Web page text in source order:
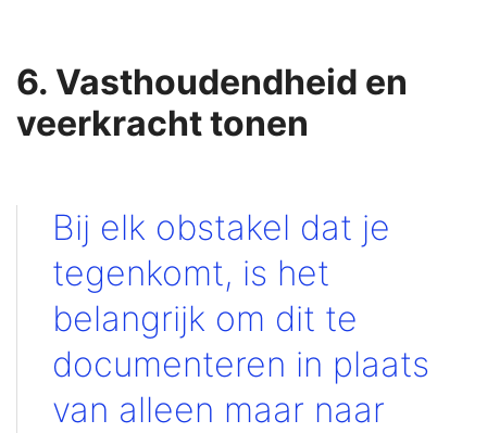
6. Vasthoudendheid en
veerkracht tonen
Bij elk obstakel dat je
tegenkomt, is het
belangrijk om dit te
documenteren in plaats
van alleen maar naar